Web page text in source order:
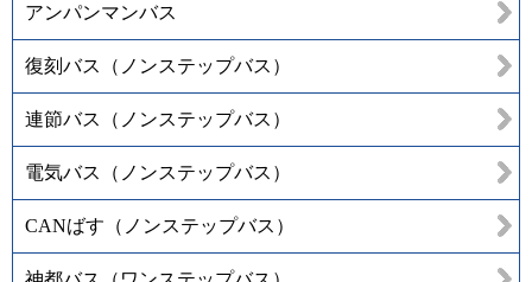
アンパンマンバス
復刻バス（ノンステップバス）
連節バス（ノンステップバス）
電気バス（ノンステップバス）
CANばす（ノンステップバス）